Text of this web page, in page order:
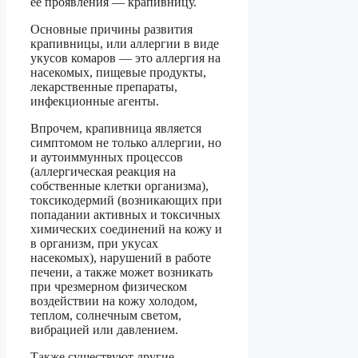
Основные причины развития
крапивницы, или аллергии в виде
укусов комаров — это аллергия на
насекомых, пищевые продукты,
лекарственные препараты,
инфекционные агенты.
Впрочем, крапивница является
симптомом не только аллергии, но
и аутоиммунных процессов
(аллергическая реакция на
собственные клетки организма),
токсикодермий (возникающих при
попадании активных и токсичных
химических соединений на кожу и
в организм, при укусах
насекомых), нарушений в работе
печени, а также может возникать
при чрезмерном физическом
воздействии на кожу холодом,
теплом, солнечным светом,
вибрацией или давлением.